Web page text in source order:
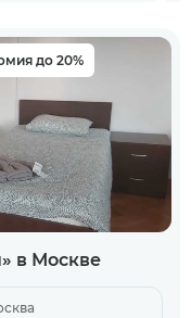
до 20%
в Москве